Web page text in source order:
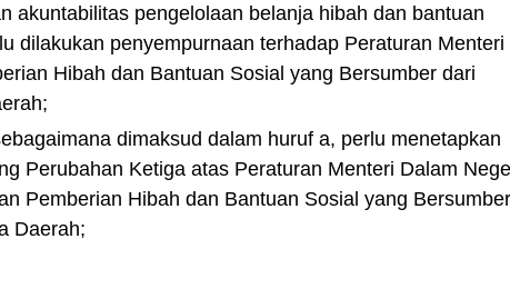
akuntabilitas pengelolaan belanja hibah dan bantuan
dilakukan penyempurnaan terhadap Peraturan Menteri
Hibah dan Bantuan Sosial yang Bersumber dari
dimaksud dalam huruf a, perlu menetapkan
Perubahan Ketiga atas Peraturan Menteri Dalam
Pemberian Hibah dan Bantuan Sosial yang
Daerah;